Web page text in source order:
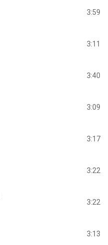
3:59
3:11
3:40
3:09
3:17
3:22
3:22
3:13